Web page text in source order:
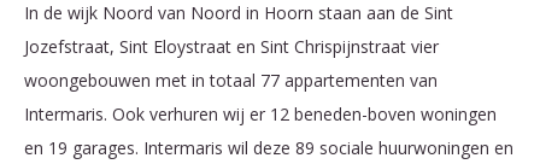
In de wijk Noord van Noord in Hoorn staan aan de Sint
Jozefstraat, Sint Eloystraat en Sint Chrispijnstraat vier
woongebouwen met in totaal 77 appartementen van
Intermaris. Ook verhuren wij er 12 beneden-boven woningen
en 19 garages. Intermaris wil deze 89 sociale huurwoningen en